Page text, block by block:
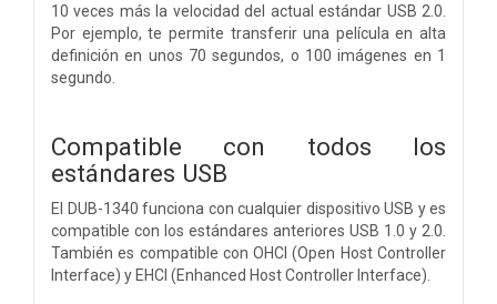
10 veces más la velocidad del actual estándar USB 2.0.
Por ejemplo, te permite transferir una película en alta
definición en unos 70 segundos, o 100 imágenes en 1
segundo.
Compatible con todos los
estándares USB
El DUB-1340 funciona con cualquier dispositivo USB y es
compatible con los estándares anteriores USB 1.0 y 2.0.
También es compatible con OHCI (Open Host Controller
Interface) y EHCI (Enhanced Host Controller Interface).